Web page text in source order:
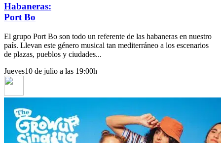
Habaneras:
Port Bo
El grupo Port Bo son todo un referente de las habaneras en nuestro
país. Llevan este género musical tan mediterráneo a los escenarios
de plazas, pueblos y ciudades...
Jueves10 de julio a las 19:00h